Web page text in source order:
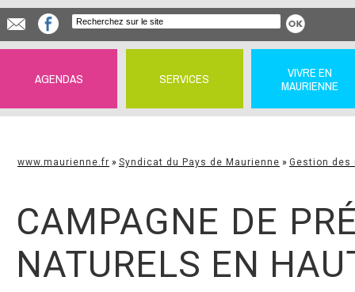
AGENDAS SERVICES
VIVRE EN
MAURIENNE
www.maurienne.fr » Syndicat du Pays de Maurienne » Gestion des
CAMPAGNE DE
NATURELS EN